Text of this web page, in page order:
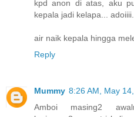
kpd anon di atas, aku
kepala jadi kelapa...
air naik kepala hingga
Reply
Mummy 8:26 AM, May
Amboi masing2